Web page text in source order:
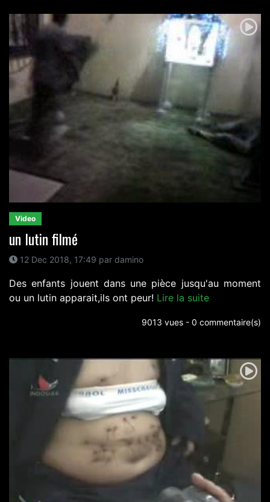
Video
un lutin filmé
12 Dec 2018, 17:49 par damino
Des enfants jouent dans une pièce jusqu'au moment
ou un lutin apparait,ils ont peur! Lire la suite
9013 vues - 0 commentaire(s)